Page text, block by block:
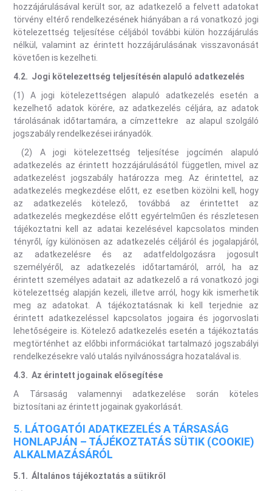
hozzájárulásával került sor, az adatkezelő a felvett adatokat
törvény eltérő rendelkezésének hiányában a rá vonatkozó jogi
kötelezettség teljesítése céljából további külön hozzájárulás
nélkül, valamint az érintett hozzájárulásának visszavonását
követően is kezelheti.
4.2. Jogi kötelezettség teljesítésén alapuló adatkezelés
(1) A jogi kötelezettségen alapuló adatkezelés esetén a
kezelhető adatok körére, az adatkezelés céljára, az adatok
tárolásának időtartamára, a címzettekre az alapul szolgáló
jogszabály rendelkezései irányadók.
(2) A jogi kötelezettség teljesítése jogcímén alapuló
adatkezelés az érintett hozzájárulásától független, mivel az
adatkezelést jogszabály határozza meg. Az érintettel, az
adatkezelés megkezdése előtt, ez esetben közölni kell, hogy
az adatkezelés kötelező, továbbá az érintettet az
adatkezelés megkezdése előtt egyértelműen és részletesen
tájékoztatni kell az adatai kezelésével kapcsolatos minden
tényről, így különösen az adatkezelés céljáról és jogalapjáról,
az adatkezelésre és az adatfeldolgozásra jogosult
személyéről, az adatkezelés időtartamáról, arról, ha az
érintett személyes adatait az adatkezelő a rá vonatkozó jogi
kötelezettség alapján kezeli, illetve arról, hogy kik ismerhetik
meg az adatokat. A tájékoztatásnak ki kell terjednie az
érintett adatkezeléssel kapcsolatos jogaira és jogorvoslati
lehetőségeire is. Kötelező adatkezelés esetén a tájékoztatás
megtörténhet az előbbi információkat tartalmazó jogszabályi
rendelkezésekre való utalás nyilvánosságra hozatalával is.
4.3.Az érintett jogainak elősegítése
A Társaság valamennyi adatkezelése során köteles
biztosítani az érintett jogainak gyakorlását.
5. LÁTOGATÓI ADATKEZELÉS A TÁRSASÁG
HONLAPJÁN – TÁJÉKOZTATÁS SÜTIK (COOKIE)
ALKALMAZÁSÁRÓL
5.1.Általános tájékoztatás a sütikről